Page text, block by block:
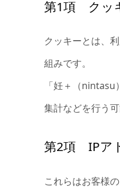
第1項 クッ
クッキーとは、
組みです。
「妊＋（
集計などを行う可
第2項 IPア
これらはお客様